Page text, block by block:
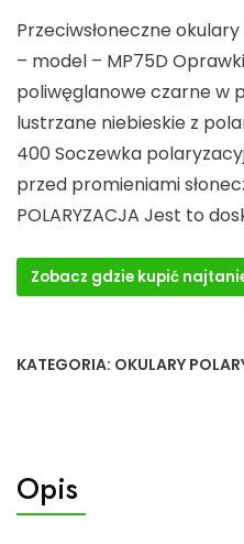
Przeciwsłoneczne
– model – MP75D
poliwęglanowe czarne w
lustrzane niebieskie z
400 Soczewka
przed promieniami
POLARYZACJA Jest to
Zobacz gdzie kupić
KATEGORIA: OKULARY
Opis